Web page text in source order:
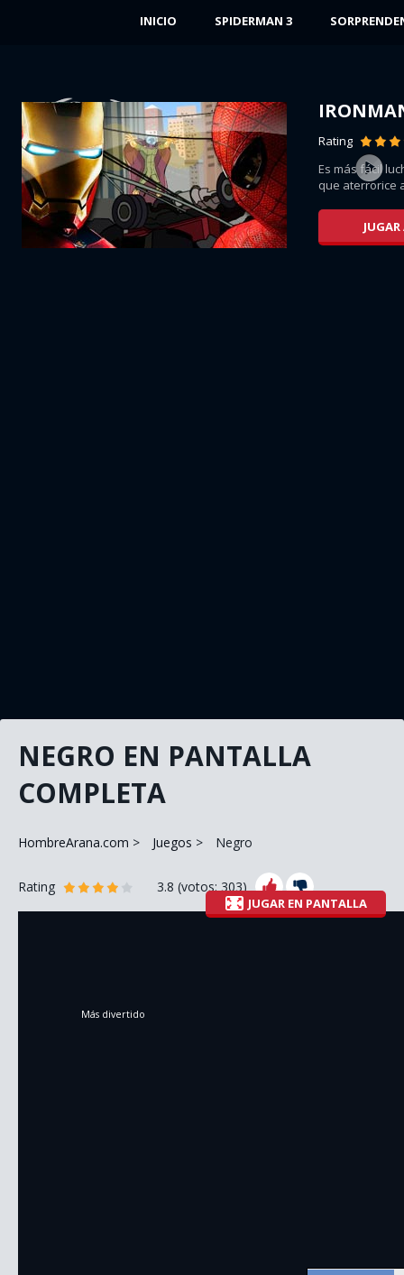
INICIO SPIDERMAN 3
Rating
Es más fácil
que aterrorice
NEGRO EN PANTALLA
COMPLETA
HombreArana.com Juegos Negro
Rating 3.8 (votos:303)
JUGAR EN PANTALLA
Más divertido